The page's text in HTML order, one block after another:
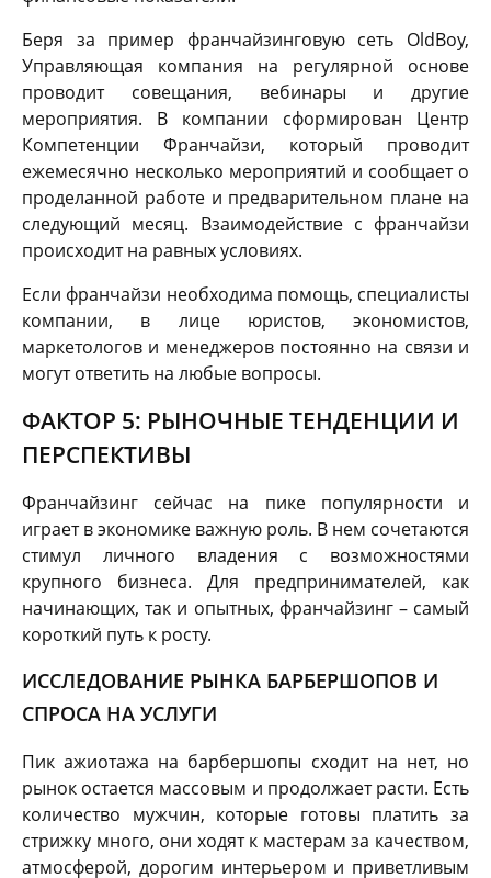
Беря за пример франчайзинговую сеть OldBoy,
Управляющая компания на регулярной основе
проводит совещания, вебинары и другие
мероприятия. В компании сформирован Центр
Компетенции Франчайзи, который проводит
ежемесячно несколько мероприятий и сообщает о
проделанной работе и предварительном плане на
следующий месяц. Взаимодействие с франчайзи
происходит на равных условиях.
Если франчайзи необходима помощь, специалисты
компании, в лице юристов, экономистов,
маркетологов и менеджеров постоянно на связи и
могут ответить на любые вопросы.
ФАКТОР 5: РЫНОЧНЫЕ ТЕНДЕНЦИИ И
ПЕРСПЕКТИВЫ
Франчайзинг сейчас на пике популярности и
играет в экономике важную роль. В нем сочетаются
стимул личного владения с возможностями
крупного бизнеса. Для предпринимателей, как
начинающих, так и опытных, франчайзинг – самый
короткий путь к росту.
ИССЛЕДОВАНИЕ РЫНКА БАРБЕРШОПОВ И
СПРОСА НА УСЛУГИ
Пик ажиотажа на барбершопы сходит на нет, но
рынок остается массовым и продолжает расти. Есть
количество мужчин, которые готовы платить за
стрижку много, они ходят к мастерам за качеством,
атмосферой, дорогим интерьером и приветливым